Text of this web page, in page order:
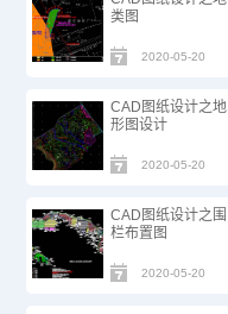
类图
2020-05-20
CAD图纸设计之地
形图设计
2020-05-20
CAD图纸设计之围
栏布置图
2020-05-20